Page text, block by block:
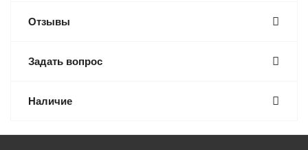
Отзывы
Задать вопрос
Наличие